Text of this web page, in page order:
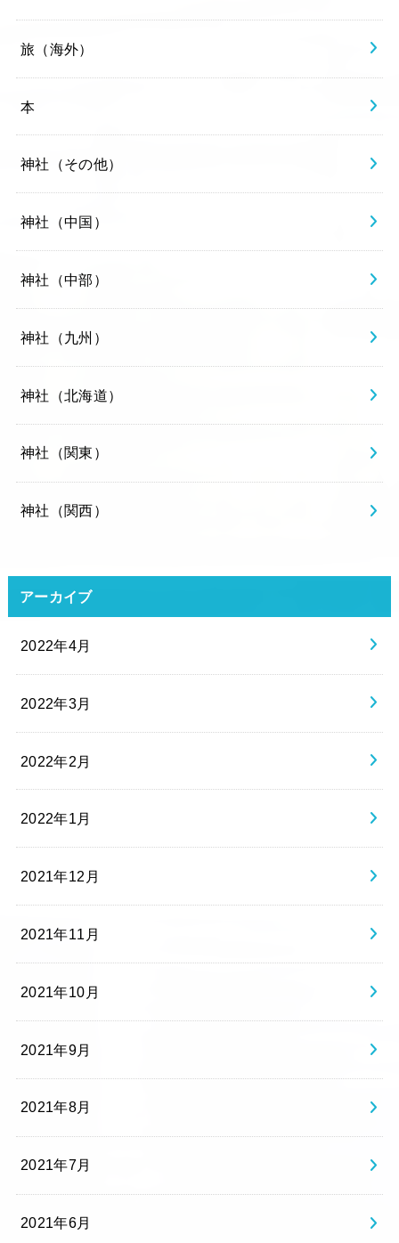
旅（海外）
本
神社（その他）
神社（中国）
神社（中部）
神社（九州）
神社（北海道）
神社（関東）
神社（関西）
アーカイブ
2022年4月
2022年3月
2022年2月
2022年1月
2021年12月
2021年11月
2021年10月
2021年9月
2021年8月
2021年7月
2021年6月